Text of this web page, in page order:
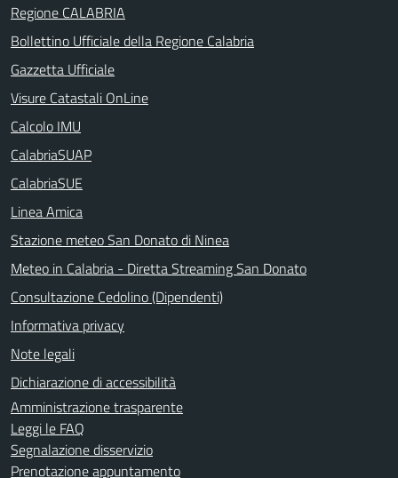
Regione CALABRIA
Bollettino Ufficiale della Regione Calabria
Gazzetta Ufficiale
Visure Catastali OnLine
Calcolo IMU
CalabriaSUAP
CalabriaSUE
Linea Amica
Stazione meteo San Donato di Ninea
Meteo in Calabria - Diretta Streaming San Donato
Consultazione Cedolino (Dipendenti)
Informativa privacy
Note legali
Dichiarazione di accessibilità
Amministrazione trasparente
Leggi le FAQ
Segnalazione disservizio
Prenotazione appuntamento